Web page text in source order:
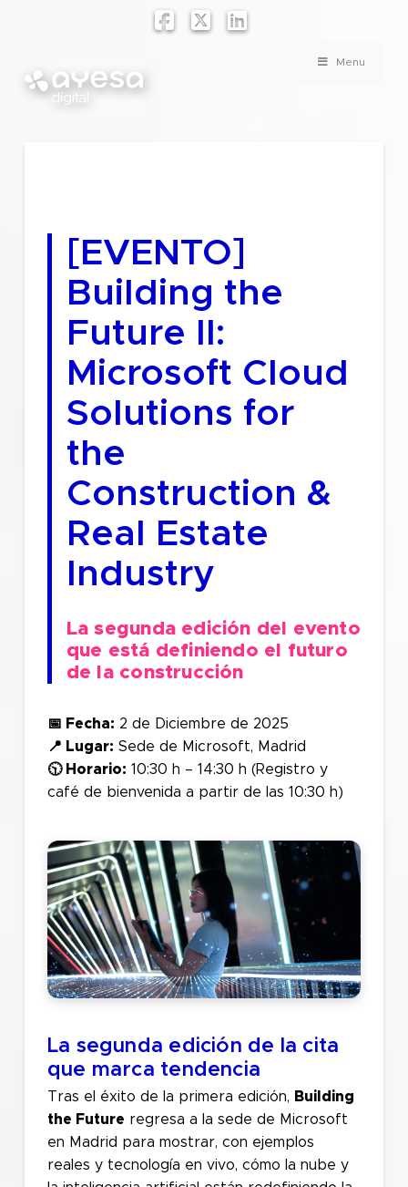
Facebook
X LinkedIn
Menu
[EVENTO]
Building the
Future II:
Microsoft Cloud
Solutions for
the
Construction &
Real Estate
Industry
La segunda edición del evento
que está definiendo el futuro
de la construcción
📅 Fecha: 2 de Diciembre de 2025
📍 Lugar: Sede de Microsoft, Madrid
🕥 Horario: 10:30 h – 14:30 h (Registro y
café de bienvenida a partir de las 10:30 h)
La segunda edición de la cita
que marca tendencia
Tras el éxito de la primera edición, Building
the Future regresa a la sede de Microsoft
en Madrid para mostrar, con ejemplos
reales y tecnología en vivo, cómo la nube y